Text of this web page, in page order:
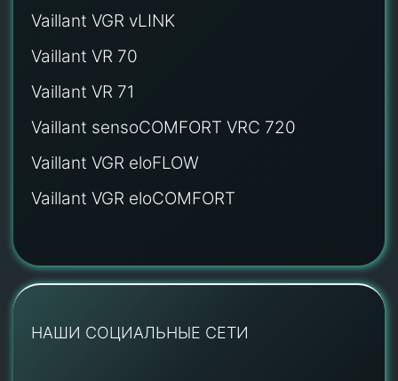
Vaillant VGR vLINK
Vaillant VR 70
Vaillant VR 71
Vaillant sensoCOMFORT VRC 720
Vaillant VGR eloFLOW
Vaillant VGR eloCOMFORT
НАШИ СОЦИАЛЬНЫЕ СЕТИ